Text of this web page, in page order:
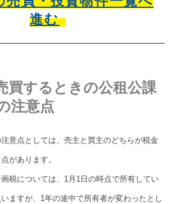
進む
買するときの公租公課
注意点
意点としては、売主と買主のどちらが税金
があります。
税については、1月1日の時点で所有してい
ますが、1年の途中で所有者が変わったとし